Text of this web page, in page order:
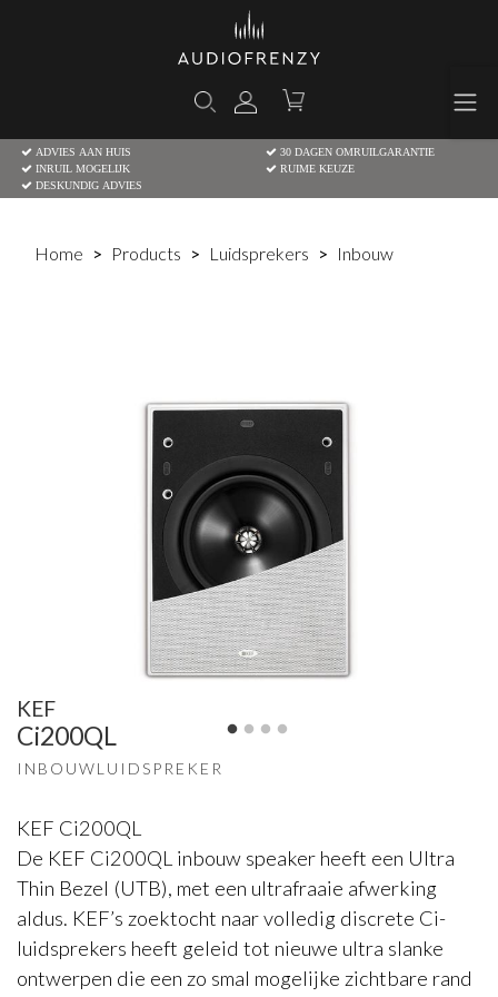
ADVIES AAN HUIS
30 DAGEN OMRUILGARANTIE
INRUIL MOGELIJK
RUIME KEUZE
DESKUNDIG ADVIES
Home Products Luidsprekers Inbouw
KEF
Ci200QL
INBOUWLUIDSPREKER
KEF Ci200QL
De KEF Ci200QL inbouw speaker heeft een Ultra
Thin Bezel (UTB), met een ultrafraaie afwerking
aldus. KEF’s zoektocht naar volledig discrete Ci-
luidsprekers heeft geleid tot nieuwe ultra slanke
ontwerpen die een zo smal mogelijke zichtbare rand